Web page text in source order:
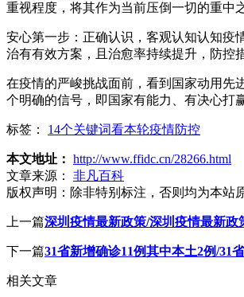
重视程度，将其作为当前压倒一切的重中
安心第一步：正确认识，客观认知认知疫
治有有效方案，且治愈率持续提升，防控
在疫情的严峻挑战面前，看到国家动用先
个明确的信号，即国家有能力、有决心打
标签： 14个关键词看本轮疫情防控
本文地址： http://www.ffidc.cn/28266.html
文章来源：
非凡百科
版权声明： 除非特别标注，否则均为本站
上一篇深圳疫情最新政策/深圳疫情最新政
下一篇31省新增确诊11例其中本土2例/31
相关文章